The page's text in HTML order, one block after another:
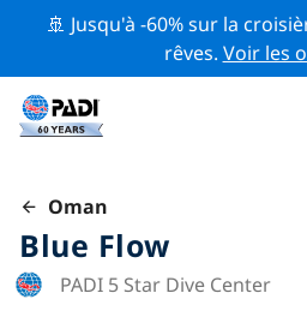
🚢 Jusqu'à -60% sur la
rêves. Voir les
Oman
Blue Flow
PADI 5 Star Dive Center